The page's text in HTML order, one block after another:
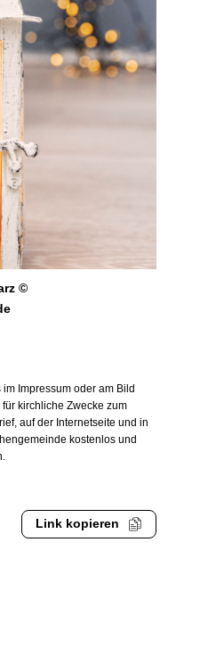
©
Impressum oder am Bild
kirchliche Zwecke zum
auf der Internetseite und in
kostenlos und
Link kopieren